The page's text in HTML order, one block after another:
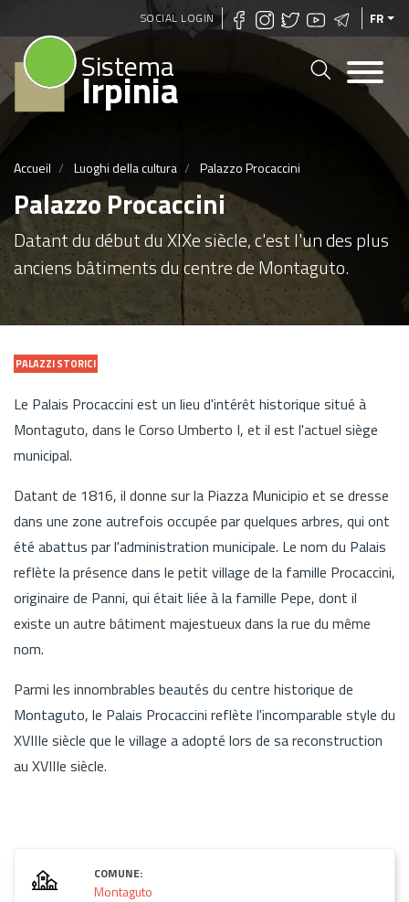
Aller
au
SOCIAL LOGIN FR
Sistema
Irpinia
Accueil Luoghi della cultura Palazzo Procaccini
Palazzo Procaccini
Datant du début du XIXe siècle, c'est l'un des plus
anciens bâtiments du centre de Montaguto.
PALAZZI STORICI
Le Palais Procaccini est un lieu d'intérêt historique situé à
Montaguto, dans le Corso Umberto I, et il est l'actuel siège
municipal.
Datant de 1816, il donne sur la Piazza Municipio et se dresse
dans une zone autrefois occupée par quelques arbres, qui ont
été abattus par l'administration municipale. Le nom du Palais
reflète la présence dans le petit village de la famille Procaccini,
originaire de Panni, qui était liée à la famille Pepe, dont il
existe un autre bâtiment majestueux dans la rue du même
nom.
Parmi les innombrables beautés du centre historique de
Montaguto, le Palais Procaccini reflète l'incomparable style du
XVIIIe siècle que le village a adopté lors de sa reconstruction
au XVIIIe siècle.
COMUNE:
Montaguto